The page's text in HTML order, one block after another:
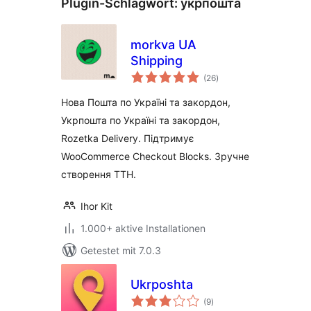
Plugin-Schlagwort: укрпошта
morkva UA
Shipping
(26Bewertungen
insgesamt
)
Нова Пошта по Україні та закордон,
Укрпошта по Україні та закордон,
Rozetka Delivery. Підтримує
WooCommerce Checkout Blocks. Зручне
створення ТТН.
Ihor Kit
1.000+ aktive Installationen
Getestet mit 7.0.3
Ukrposhta
(9Bewertungen
insgesamt
)